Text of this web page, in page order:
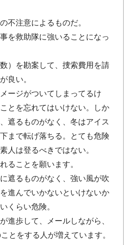
不注意によるものだ。
を救助隊に強いることになっ
）を勘案して、捜索費用を請
良い。
ージがついてしまってるけ
とを忘れてはいけない。しか
遮るものがなく、冬はアイス
まで転げ落ちる。とても危険
人は登るべきではない。
ることを願います。
遮るものがなく、強い風が吹
進んでいかないといけないか
くらい危険。
進歩して、メールしながら、
とをする人が増えています。